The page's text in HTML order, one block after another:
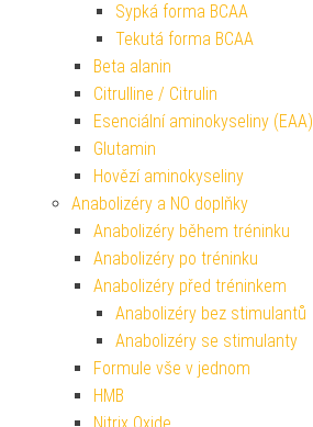
Sypká forma BCAA
Tekutá forma BCAA
Beta alanin
Citrulline / Citrulin
Esenciální aminokyseliny (EAA)
Glutamin
Hovězí aminokyseliny
Anabolizéry a NO doplňky
Anabolizéry během tréninku
Anabolizéry po tréninku
Anabolizéry před tréninkem
Anabolizéry bez stimulantů
Anabolizéry se stimulanty
Formule vše v jednom
HMB